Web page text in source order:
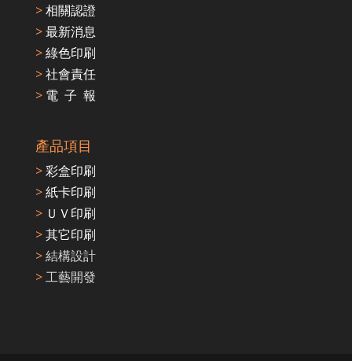
>相關認證
>最新消息
>綠色印刷
>社會責任
> 電 子 報
產品項目
>彩盒印刷
>紙卡印刷
> ＵＶ印刷
>其它印刷
>結構設計
>工藝開發